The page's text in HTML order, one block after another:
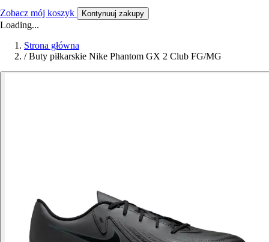
Zobacz mój koszyk Kontynuuj zakupy
Loading...
Strona główna
/ Buty piłkarskie Nike Phantom GX 2 Club FG/MG